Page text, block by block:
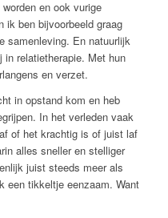
en ook vurige
ik ben bijvoorbeeld graag
samenleving. En natuurlijk
relatietherapie. Met hun
en verzet.
in opstand kom en heb
In het verleden vaak
of het krachtig is of juist laf
alles sneller en stelliger
juist steeds meer als
een tikkeltje eenzaam. Want